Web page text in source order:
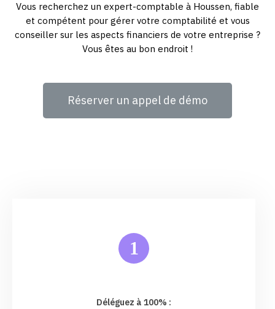
Vous recherchez un expert-comptable à Houssen, fiable
et compétent pour gérer votre comptabilité et vous
conseiller sur les aspects financiers de votre entreprise ?
Vous êtes au bon endroit !
Réserver un appel de démo
1
Déléguez à 100% :